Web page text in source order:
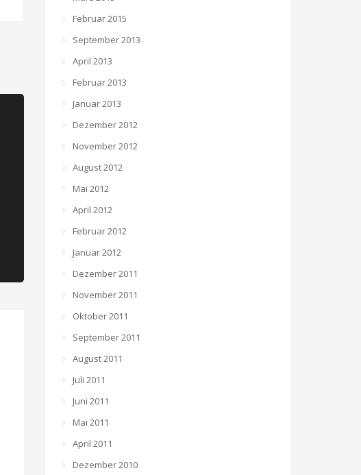
Februar 2015
September 2013
April 2013
Februar 2013
Januar 2013
Dezember 2012
November 2012
August 2012
Mai 2012
April 2012
Februar 2012
Januar 2012
Dezember 2011
November 2011
Oktober 2011
September 2011
August 2011
Juli 2011
Juni 2011
Mai 2011
April 2011
Dezember 2010